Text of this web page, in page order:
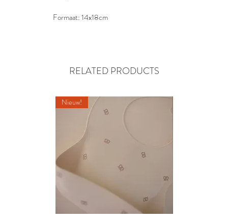
Formaat: 14x18cm
RELATED PRODUCTS
Nieuw!